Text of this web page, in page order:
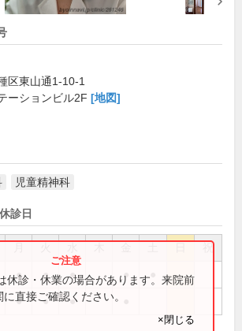
区東山通1-10-1
ーションビル2F [地図]
児童精神科
診日
祝
● ● ● ●
● ● ●
休診・休業の場合があります。来院前
直接ご確認ください。
×閉じる